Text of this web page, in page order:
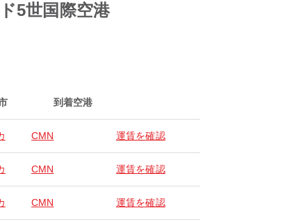
5世国際空港
到着空港
CMN 運賃を確認
CMN 運賃を確認
CMN 運賃を確認